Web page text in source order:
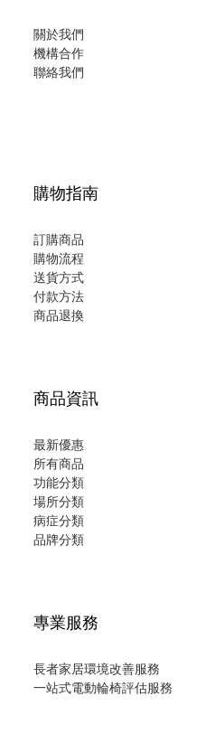
關於我們
機構合作
聯絡我們
購物指南
訂購商品
購物流程
送貨方式
付款方法
商品退換
商品資訊
最新優惠
所有商品
功能分類
場所分類
病症分類
品牌分類
專業服務
長者家居環境改善服務
一站式電動輪椅評估服務